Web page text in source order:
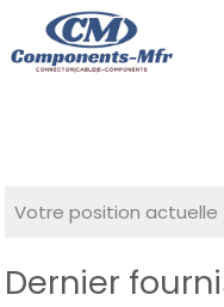
Votre position actuelle
Dernier